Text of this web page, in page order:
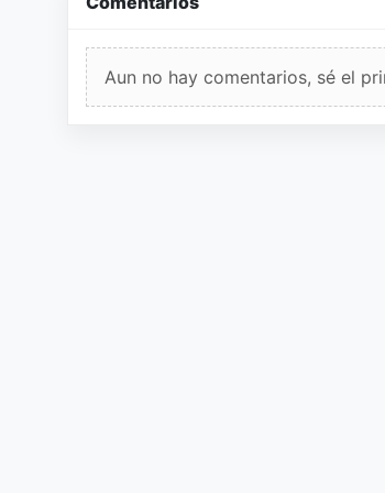
Aun no hay comentarios, sé el